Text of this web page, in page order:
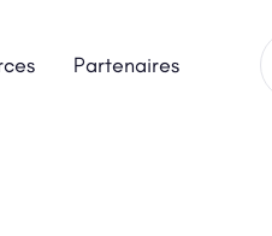
Partenaires